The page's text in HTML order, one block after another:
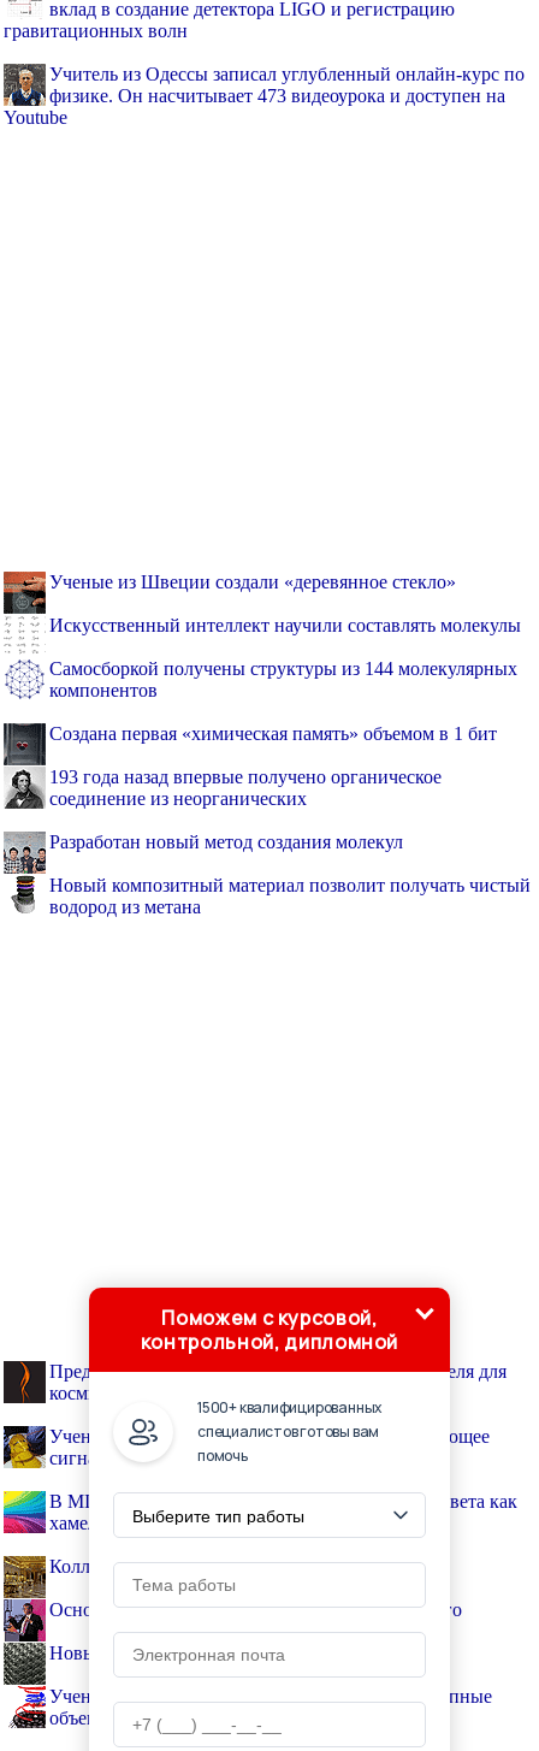
вклад в создание детектора LIGO и регистрацию
гравитационных волн
Учитель из Одессы записал углубленный онлайн-курс по
физике. Он насчитывает 473 видеоурока и доступен на
Youtube
Ученые из Швеции создали «деревянное стекло»
Искусственный интеллект научили составлять молекулы
Самосборкой получены структуры из 144 молекулярных
компонентов
Создана первая «химическая память» объемом в 1 бит
193 года назад впервые получено органическое
соединение из неорганических
Разработан новый метод создания молекул
Новый композитный материал позволит получать чистый
водород из метана
Представлен концепт всасывающего огнетушителя для
космических кораблей и подлодок
Ученые изобрели гибкое устройство, преобразующее
сигналы Wi-Fi в электричество
В MIT создали чернила, которые могут менять цвета как
хамелеон
Коллекция часовых механизмах в Эрмитаже
Основатель Microsoft представил туалет будущего
Новый сверхпрочный полимерный материал
Ученые научились удерживать ультразвуком крупные
объекты
Поможем с курсовой,
контрольной, дипломной
1500+ квалифицированных
специалистов готовы вам
помочь